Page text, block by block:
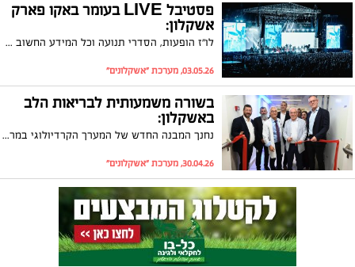
פסטיבל LIVE בעומר באקו פארק
אשקלון:
לו"ז הופעות, הסדרי תנועה וכל המידע החשוב שאתם חייבים לדעת לקראת אירוע הענק באקו-פארק אשקלון
03.05.26, מערכת "אשקלונים"
בשורה משמעותית לבריאות הלב
באשקלון:
נחנך המבנה החדש של המערך הקרדיולוגי במרכז הרפואי ברזילי
30.04.26, מערכת "אשקלונים"